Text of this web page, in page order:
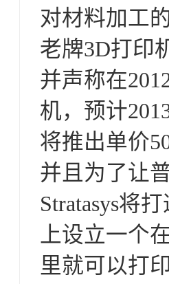
对材料加工
老牌3D打印
并声称在
机，预计
将推出单价
并且为了让
Stratasys将
上设立一个
里就可以打